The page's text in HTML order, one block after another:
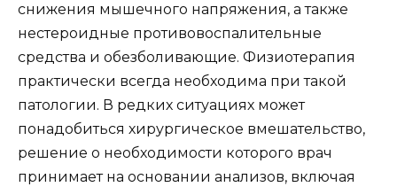
снижения мышечного напряжения, а также
нестероидные противовоспалительные
средства и обезболивающие. Физиотерапия
практически всегда необходима при такой
патологии. В редких ситуациях может
понадобиться хирургическое вмешательство,
решение о необходимости которого врач
принимает на основании анализов, включая